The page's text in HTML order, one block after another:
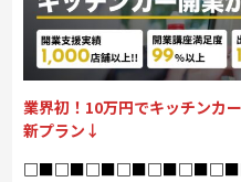
業界初！10万円でキッチンカ
新プラン↓